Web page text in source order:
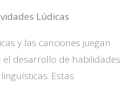
Lúdicas
y las canciones juegan
desarrollo de habilidades
Estas